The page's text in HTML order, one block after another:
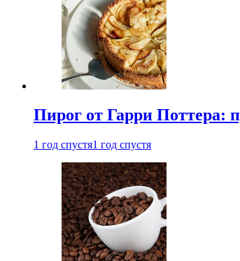
Пирог от Гарри Поттера:
1 год спустя1 год спустя